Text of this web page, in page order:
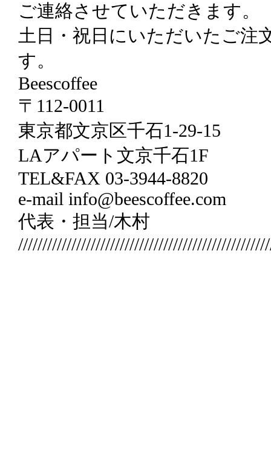
ご連絡させていただきます。
土日・祝日にいただいたご注
す。
Beescoffee
〒112-0011
東京都文京区千石1-29-15
LAアパート文京千石1F
TEL&FAX 03-3944-8820
e-mail info@beescoffee.com
代表・担当/木村